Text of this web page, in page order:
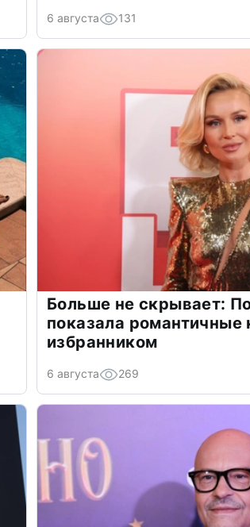
6 августа 131
Больше не скрывает:
показала
избранником
6 августа 269